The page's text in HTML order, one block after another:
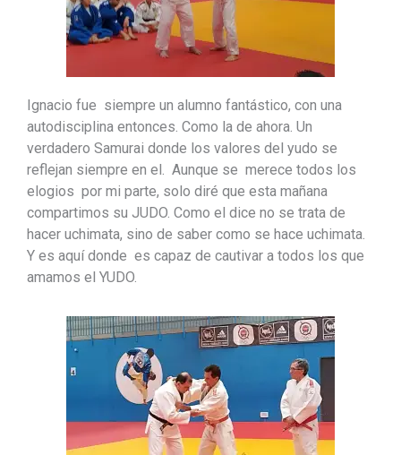
Ignacio fue siempre un alumno fantástico, con una
autodisciplina entonces. Como la de ahora. Un
verdadero Samurai donde los valores del yudo se
reflejan siempre en el. Aunque se merece todos los
elogios por mi parte, solo diré que esta mañana
compartimos su JUDO. Como el dice no se trata de
hacer uchimata, sino de saber como se hace uchimata.
Y es aquí donde es capaz de cautivar a todos los que
amamos el YUDO.